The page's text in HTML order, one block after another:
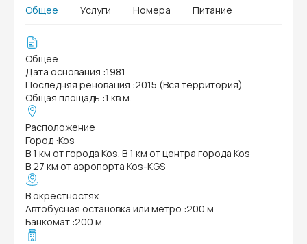
Общее Услуги Номера Питание
Общее
Дата основания :1981
Последняя реновация :2015 (Вся территория)
Общая площадь :1 кв.м.
Расположение
Город :Kos
В 1 км от города Kos. В 1 км от центра города Kos
В 27 км от аэропорта Kos-KGS
В окрестностях
Автобусная остановка или метро :200 м
Банкомат :200 м